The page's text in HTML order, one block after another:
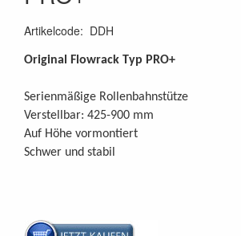
Artikelcode: DDH
Original Flowrack Typ PRO+
Serienmäßige Rollenbahnstütze
Verstellbar: 425-900 mm
Auf Höhe vormontiert
Schwer und stabil